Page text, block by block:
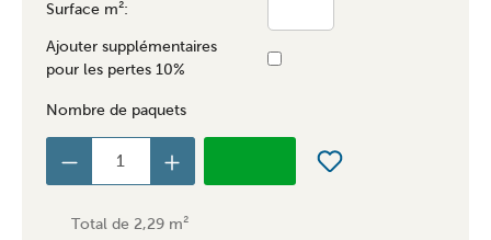
Surface m²:
Ajouter supplémentaires
pour les pertes 10%
Nombre de paquets
Total de 2,29 m²